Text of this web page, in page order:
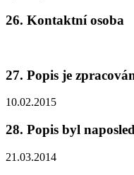
26. Kontaktní osoba
27. Popis je
10.02.2015
28. Popis byl
21.03.2014